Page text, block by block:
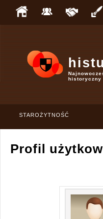
historyczny
STAROŻYTNOŚĆ
Profil